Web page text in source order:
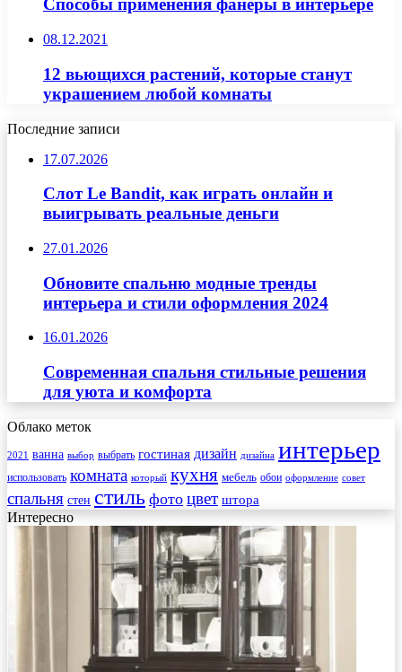
Способы применения фанеры в интерьере
08.12.2021
12 вьющихся растений, которые станут
украшением любой комнаты
Последние записи
17.07.2026
Слот Le Bandit, как играть онлайн и
выигрывать реальные деньги
27.01.2026
Обновите спальню модные тренды
интерьера и стили оформления 2024
16.01.2026
Современная спальня стильные решения
для уюта и комфорта
Облако меток
2021 ванна выбор выбрать гостиная дизайн дизайна интерьер
использовать комната который кухня мебель обои оформление совет
спальня стен стиль фото цвет штора
Интересно